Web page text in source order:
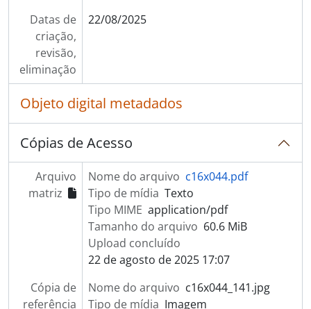
Datas de
criação,
revisão,
eliminação
22/08/2025
Objeto digital metadados
Cópias de Acesso
Arquivo
matriz
Nome do arquivo c16x044.pdf
Tipo de mídia Texto
Tipo MIME application/pdf
Tamanho do arquivo 60.6 MiB
Upload concluído
22 de agosto de 2025 17:07
Cópia de
referência
Nome do arquivo c16x044_141.jpg
Tipo de mídia Imagem